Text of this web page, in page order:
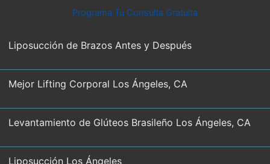
Programa Tu Consulta Gratuita
Liposucción de Brazos Antes y Después
Mejor Lifting Corporal Los Ángeles, CA
Levantamiento de Glúteos Brasileño Los Ángeles, CA
Liposucción Los Ángeles